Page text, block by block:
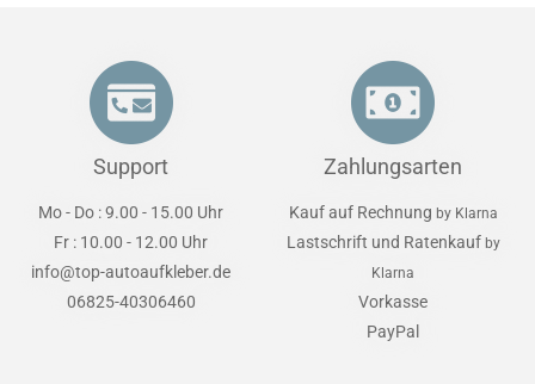
Support
Mo - Do : 9.00 - 15.00 Uhr
Fr : 10.00 - 12.00 Uhr
info@top-autoaufkleber.de
06825-40306460
Zahlungsarten
Kauf auf Rechnung by Klarna
Lastschrift und Ratenkauf by
Klarna
Vorkasse
PayPal